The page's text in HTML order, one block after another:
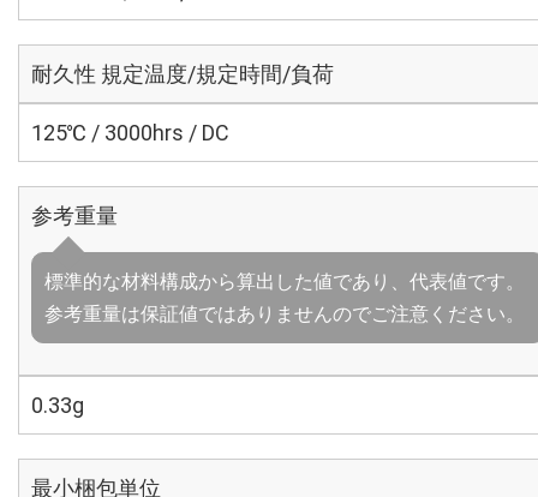
耐久性 規定温度/規定時間/負荷
125℃ / 3000hrs / DC
参考重量
標準的な材料構成から算出した値であり、代表値です。
参考重量は保証値ではありませんのでご注意ください。
0.33g
最小梱包単位